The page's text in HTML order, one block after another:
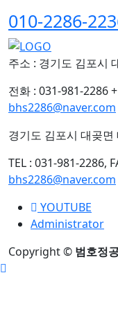
010-2286-
주소 : 경기도 김포시
전화 : 031-981-2286+
bhs2286@naver.com
경기도 김포시 대곶
TEL : 031-981-2286,
bhs2286@naver.com
YOUTUBE
Administrator
Copyright © 범호정